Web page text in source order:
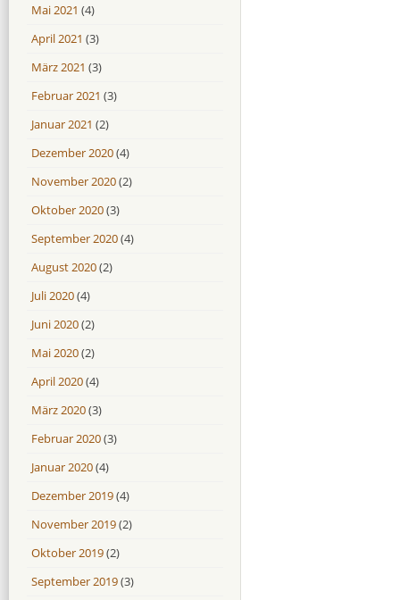
Mai 2021 (4)
April 2021 (3)
März 2021 (3)
Februar 2021 (3)
Januar 2021 (2)
Dezember 2020(4)
November 2020(2)
Oktober 2020(3)
September 2020(4)
August 2020(2)
Juli 2020(4)
Juni 2020(2)
Mai 2020(2)
April 2020(4)
März 2020(3)
Februar 2020(3)
Januar 2020(4)
Dezember 2019(4)
November 2019(2)
Oktober 2019(2)
September 2019(3)